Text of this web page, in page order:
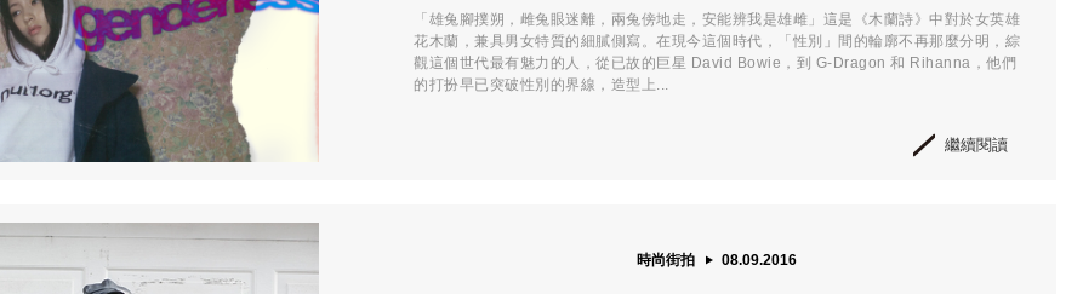
「雄兔腳撲朔，雌兔眼迷離，兩兔傍地走，安能辨我是雄雌」這是《木蘭詩》中對於女英雄
花木蘭，兼具男女特質的細膩側寫。在現今這個時代，「性別」間的輪廓不再那麼分明，綜
觀這個世代最有魅力的人，從已故的巨星 David Bowie，到 G-Dragon 和 Rihanna，他們
的打扮早已突破性別的界線，造型上...
繼續閱讀
時尚街拍 08.09.2016